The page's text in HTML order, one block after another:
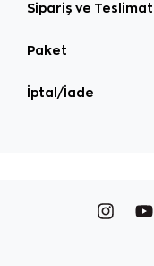
Sipariş ve Teslimat
Paket
İptal/İade